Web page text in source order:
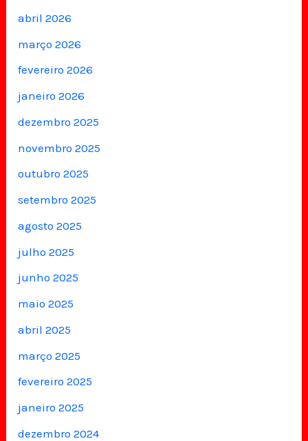
abril 2026
março 2026
fevereiro 2026
janeiro 2026
dezembro 2025
novembro 2025
outubro 2025
setembro 2025
agosto 2025
julho 2025
junho 2025
maio 2025
abril 2025
março 2025
fevereiro 2025
janeiro 2025
dezembro 2024